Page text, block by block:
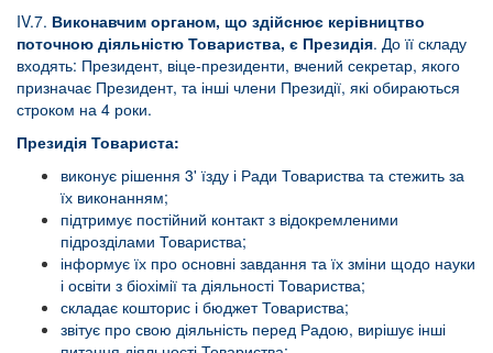
IV.7. Виконавчим органом, що здійснює керівництво
поточною діяльністю Товариства, є Президія. До її складу
входять: Президент, віце-президенти, вчений секретар, якого
призначає Президент, та інші члени Президії, які обираються
строком на 4 роки.
Президія Товариста:
виконує рішення 3' їзду і Ради Товариства та стежить за
їх виконанням;
підтримує постійний контакт з відокремленими
підрозділами Товариства;
інформує їх про основні завдання та їх зміни щодо науки
і освіти з біохімії та діяльності Товариства;
складає кошторис і бюджет Товариства;
звітує про свою діяльність перед Радою, вирішує інші